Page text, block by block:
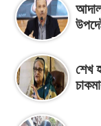
শেখ